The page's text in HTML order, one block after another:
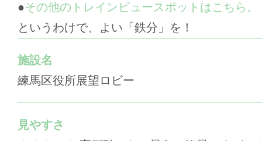
●その他のトレインビュースポットはこちら。
というわけで、よい「鉄分」を！
施設名
練馬区役所展望ロビー
見やすさ